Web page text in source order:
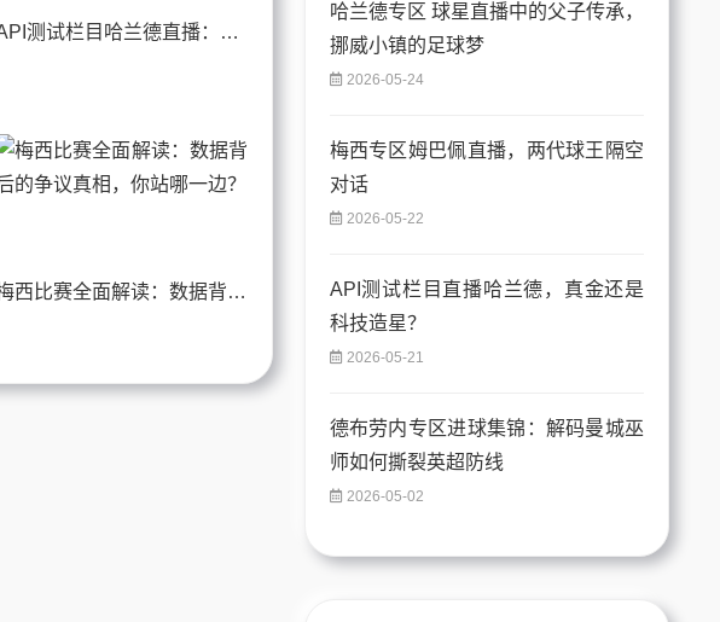
API测试栏目哈兰德直播：当数据流遇见锋线巨兽的狂欢夜
梅西比赛全面解读：数据背后的争议真相，你站哪一边？
哈兰德专区 球星直播中的父子传承，
挪威小镇的足球梦
2026-05-24
梅西专区姆巴佩直播，两代球王隔空
对话
2026-05-22
API测试栏目直播哈兰德，真金还是
科技造星？
2026-05-21
德布劳内专区进球集锦：解码曼城巫
师如何撕裂英超防线
2026-05-02